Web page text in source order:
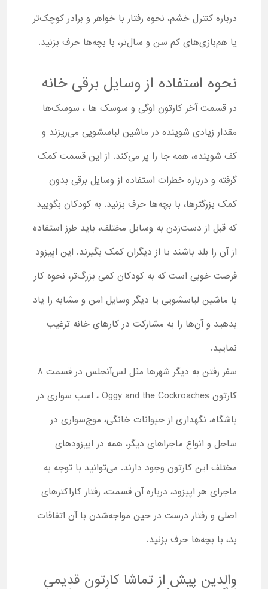
درباره کنترل خشم، نحوه رفتار با خواهر و برادر کوچک‌تر
یا هم‌بازی‌های کم سن و سال‌تر، با بچه‌ها حرف بزنید.
نحوه استفاده از وسایل برقی خانه
در قسمت آخر کارتون اوگی و سوسک ها ، سوسک‌ها
مقدار زیادی شوینده در ماشین لباسشویی می‌ریزند و
کف شوینده، همه جا را پر می‌کند. از این قسمت کمک
گرفته و درباره خطرات استفاده از وسایل برقی بدون
کمک بزرگترها، با بچه‌ها حرف بزنید. به کودکان بگویید
که قبل از دست‌زدن به وسایل مختلف، باید طرز استفاده
از آن را بلد باشند یا از دیگران کمک بگیرند. این اپیزود
فرصت خوبی است که به کودکان کمی بزرگ‌تر، نحوه کار
با ماشین لباسشویی یا دیگر وسایل امن و مشابه را یاد
بدهید و آن‌ها را به مشارکت در کارهای خانه ترغیب
نمایید.
سفر رفتن به دیگر شهرها مثل لس‌آنجلس در قسمت 8
کارتون Oggy and the Cockroaches ، اسب سواری در
باشگاه، نگهداری از حیوانات خانگی، موج‌سواری در
ساحل و انواع ماجراهای دیگر، همه در اپیزودهای
مختلف این کارتون وجود دارند. می‌توانید با توجه به
ماجرای هر اپیزود، درباره آن قسمت، رفتار کاراکترهای
اصلی و رفتار درست در حین مواجه‌شدن با آن اتفاقات
بد، با بچه‌ها حرف بزنید.
والدین پیش از تماشا کارتون قدیمی